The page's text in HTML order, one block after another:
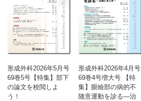
形成外科2026年5月号
69巻5号【特集】部下
の論文を校閲しよ
う！
形成外科2026年4月号
69巻4号増大号 【特
集】眼瞼部の病的不
随意運動を診る―治